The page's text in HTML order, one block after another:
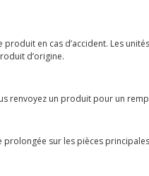
en cas d’accident. Les
d’origine.
renvoyez un produit pour un
prolongée sur les pièces